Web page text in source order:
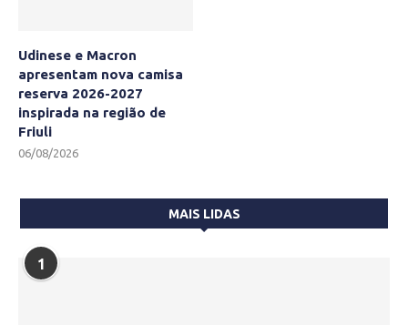
Udinese e Macron
apresentam nova camisa
reserva 2026-2027
inspirada na região de
Friuli
06/08/2026
MAIS LIDAS
1